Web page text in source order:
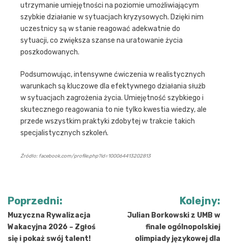
utrzymanie umiejętności na poziomie umożliwiającym
szybkie działanie w sytuacjach kryzysowych. Dzięki nim
uczestnicy są w stanie reagować adekwatnie do
sytuacji, co zwiększa szanse na uratowanie życia
poszkodowanych.
Podsumowując, intensywne ćwiczenia w realistycznych
warunkach są kluczowe dla efektywnego działania służb
w sytuacjach zagrożenia życia. Umiejętność szybkiego i
skutecznego reagowania to nie tylko kwestia wiedzy, ale
przede wszystkim praktyki zdobytej w trakcie takich
specjalistycznych szkoleń.
Źródło: facebook.com/profile.php?id=100064413202813
Nawigacja
wpisu
Poprzedni:
Muzyczna Rywalizacja
Wakacyjna 2026 – Zgłoś
się i pokaż swój talent!
Kolejny:
Julian Borkowski z UMB w
finale ogólnopolskiej
olimpiady językowej dla